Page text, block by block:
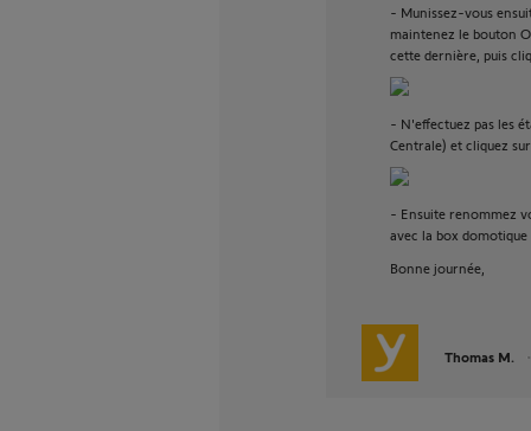
- Munissez-vous
maintenez le bouton
cette dernière, puis
- N'effectuez pas les
Centrale) et cliquez
- Ensuite renommez
avec la box domotique
Bonne journée,
Thomas M.